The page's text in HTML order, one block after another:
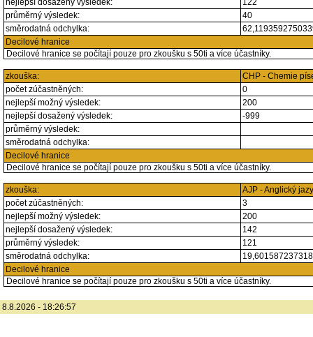
nejlepší dosažený výsledek:
122
průměrný výsledek:
40
směrodatná odchylka:
Decilové hranice
Decilové hranice se počítají pouze pro zkoušku s 50ti a více účastníky.
zkouška:
CHP - Chemie
počet zúčastněných:
0
nejlepší možný výsledek:
200
nejlepší dosažený výsledek:
-999
průměrný výsledek:
směrodatná odchylka:
Decilové hranice
Decilové hranice se počítají pouze pro zkoušku s 50ti a více účastníky.
zkouška:
AJP - Anglický
počet zúčastněných:
3
nejlepší možný výsledek:
200
nejlepší dosažený výsledek:
142
průměrný výsledek:
121
směrodatná odchylka:
Decilové hranice
Decilové hranice se počítají pouze pro zkoušku s 50ti a více účastníky.
8.8.2026 - 18:26:57